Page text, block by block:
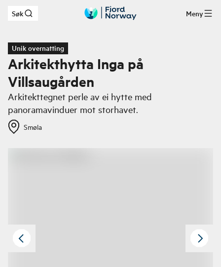
Hopp til hovedinnhold
Søk Meny
Unik overnatting
Arkitekthytta Inga på
Villsaugården
Arkitekttegnet perle av ei hytte med
panoramavinduer mot storhavet.
Smøla